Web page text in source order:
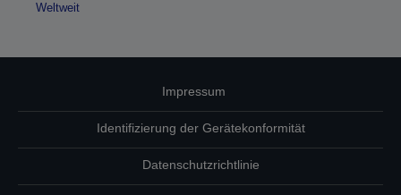
Weltweit
Impressum
Identifizierung der Gerätekonformität
Datenschutzrichtlinie